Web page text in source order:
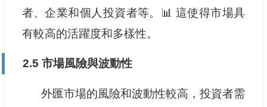
者、企業和個人投資者等。📊 這使得市場具
有較高的活躍度和多樣性。
2.5 市場風險與波動性
外匯市場的風險和波動性較高，投資者需